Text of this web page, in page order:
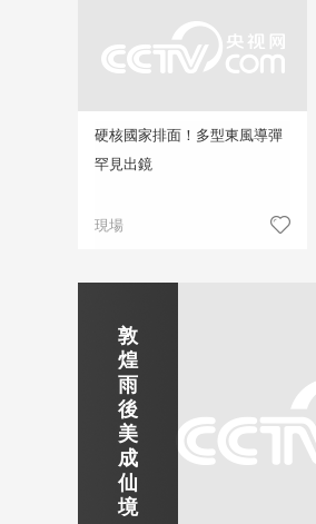
硬核國家排面！多型東風導彈
罕見出鏡
現場
靜賞京娘湖
京娘湖位於邯鄲武安市口上村北